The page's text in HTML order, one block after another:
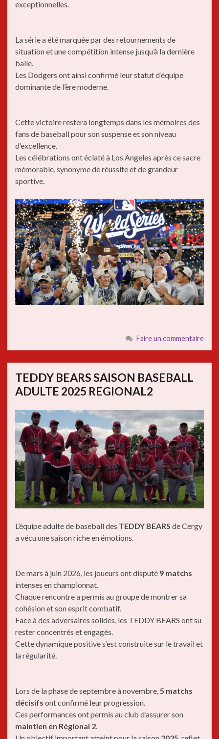
exceptionnelles.
La série a été marquée par des retournements de
situation et une compétition intense jusqu’à la dernière
balle.
Les Dodgers ont ainsi confirmé leur statut d’équipe
dominante de l’ère moderne.
Cette victoire restera longtemps dans les mémoires des
fans de baseball pour son suspense et son niveau
d’excellence.
Les célébrations ont éclaté à Los Angeles après ce sacre
mémorable, synonyme de réussite et de grandeur
sportive.
Faire un commentaire
TEDDY BEARS SAISON BASEBALL
ADULTE 2025 REGIONAL2
L’équipe adulte de baseball des TEDDY BEARS de Cergy
a vécu une saison riche en émotions.
De mars à juin 2026, les joueurs ont disputé 9 matchs
intenses en championnat.
Chaque rencontre a permis au groupe de montrer sa
cohésion et son esprit combatif.
Face à des adversaires solides, les TEDDY BEARS ont su
rester concentrés et engagés.
Cette dynamique positive s’est construite sur le travail et
la régularité.
Lors de la phase de septembre à novembre,5 matchs
décisifs ont confirmé leur progression.
Ces performances ont permis au club d’assurer son
maintien en Régional 2.